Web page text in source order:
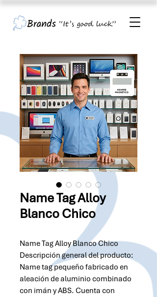
Name Tag Alloy
Blanco Chico
Name Tag Alloy Blanco Chico
Descripción general del producto:
Name tag pequeño fabricado en
aleación de aluminio combinado
con imán y ABS. Cuenta con